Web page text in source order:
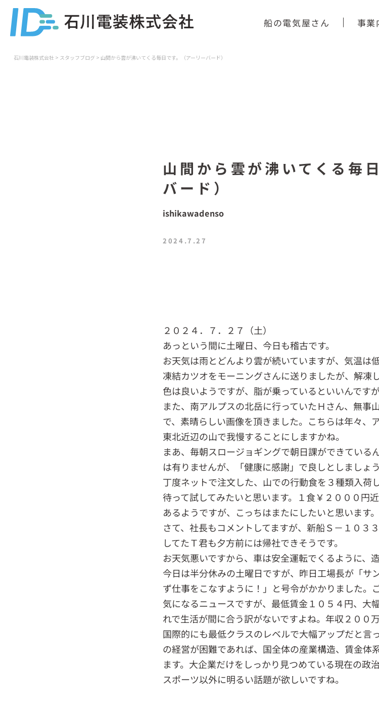
船の電気屋さん 事業
石川電装株式会社 > スタッフブログ > 山間から雲が沸いてくる毎日です。（アーリーバード）
山間から雲が沸いてくる毎
バード）
ishikawadenso
2024.7.27
２０２４．７．２７（土）
あっという間に土曜日、今日も稽古です。
お天気は雨とどんより雲が続いていますが、気温は
凍結カツオをモーニングさんに送りましたが、解凍
色は良いようですが、脂が乗っているといいんですが
また、南アルプスの北岳に行っていたＨさん、無事
で、素晴らしい画像を頂きました。こちらは年々、
東北近辺の山で我慢することにしますかね。
まあ、毎朝スロージョギングで朝日課ができている
は有りませんが、「健康に感謝」で良しとしましょ
丁度ネットで注文した、山での行動食を３種類入荷
待って試してみたいと思います。１食￥２０００円
あるようですが、こっちはまたにしたいと思います。
さて、社長もコメントしてますが、新船Ｓ－１０
してたＴ君も夕方前には帰社できそうです。
お天気悪いですから、車は安全運転でくるように、
今日は半分休みの土曜日ですが、昨日工場長が「サ
ず仕事をこなすように！」と号令がかかりました。
気になるニュースですが、最低賃金１０５４円、大
れで生活が間に合う訳がないですよね。年収２００
国際的にも最低クラスのレベルで大幅アップだと言
の経営が困難であれば、国全体の産業構造、賃金体
ます。大企業だけをしっかり見つめている現在の政
スポーツ以外に明るい話題が欲しいですね。